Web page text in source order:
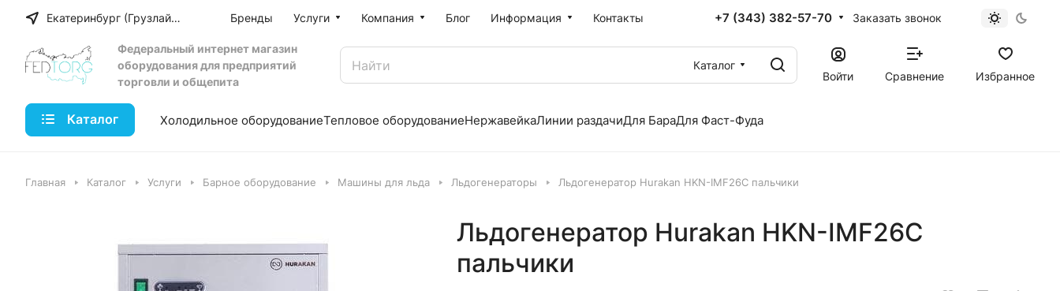
Екатеринбург (Грузлайн) Бренды Услуги Компания Блог Информация Контакты +7 (343) 382-57-70 Заказать звонок
Федеральный интернет магазин
оборудования для предприятий
торговли и общепита
Каталог
Войти
Сравнение Избранное
Каталог Холодильное оборудованиеТепловое оборудованиеНержавейкаЛинии раздачиДля БараДля Фаст-Фуда
Главная Каталог Услуги Барное оборудование Машины для льда Льдогенераторы Льдогенератор Hurakan HKN-IMF26C пальчики
Льдогенератор Hurakan HKN-IMF26C
пальчики